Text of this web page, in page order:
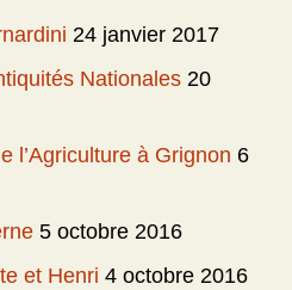
24 janvier 2017
Nationales 20
l’Agriculture à Grignon 6
5 octobre 2016
et Henri 4 octobre 2016